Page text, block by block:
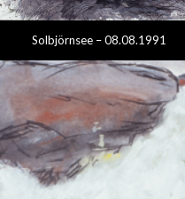
Solbjörnsee – 08.08.1991